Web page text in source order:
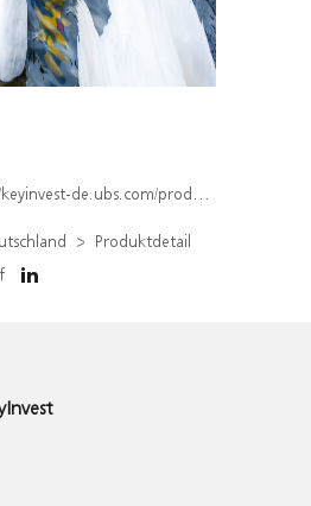
de.ubs.com/produkt/detail/index/isin/DE000WA8AFR7
Produktdetail